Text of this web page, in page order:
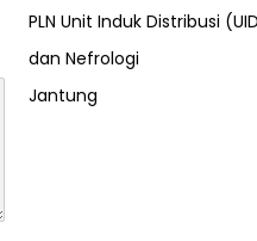
PLN Unit Induk Distribusi
dan Nefrologi
Jantung